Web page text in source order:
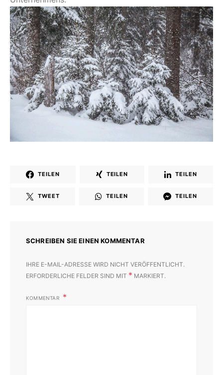
TEILEN TEILEN TEILEN
TWEET TEILEN TEILEN
SCHREIBEN SIE EINEN KOMMENTAR
IHRE E-MAIL-ADRESSE WIRD NICHT VERÖFFENTLICHT.
ERFORDERLICHE FELDER SIND MIT * MARKIERT.
KOMMENTAR